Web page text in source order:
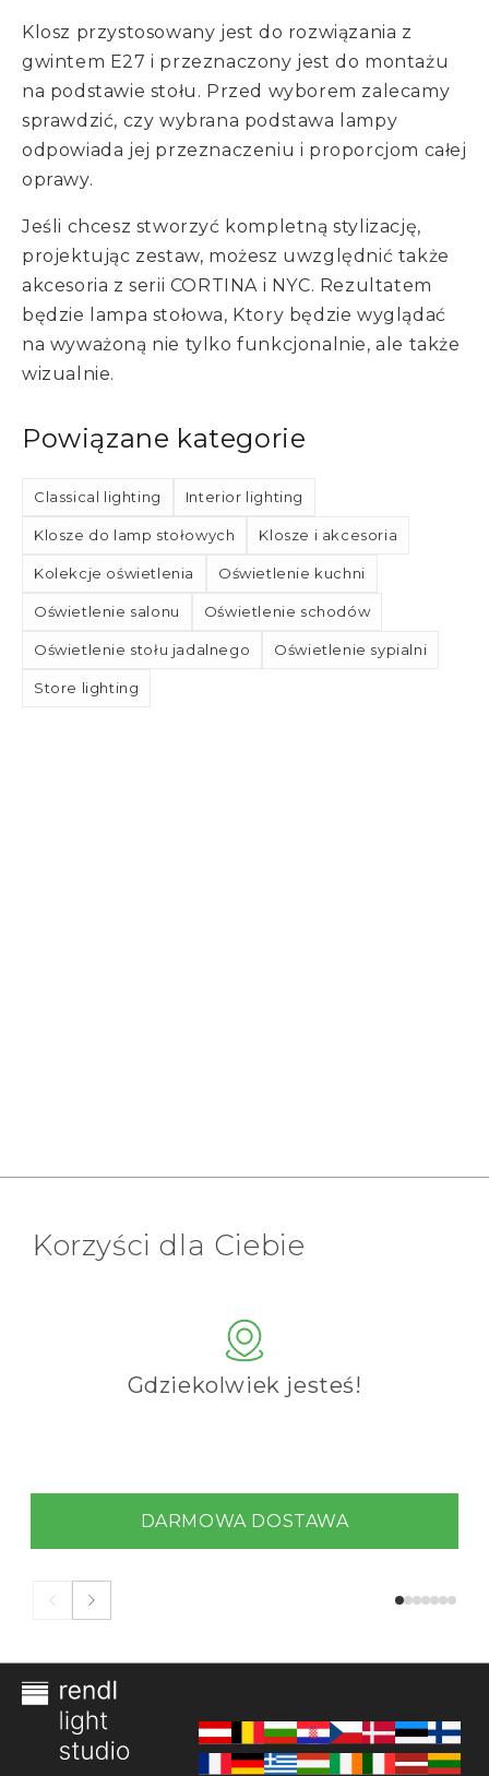
Klosz przystosowany jest do rozwiązania z
gwintem E27 i przeznaczony jest do montażu
na podstawie stołu. Przed wyborem zalecamy
sprawdzić, czy wybrana podstawa lampy
odpowiada jej przeznaczeniu i proporcjom całej
oprawy.
Jeśli chcesz stworzyć kompletną stylizację,
projektując zestaw, możesz uwzględnić także
akcesoria z serii CORTINA i NYC. Rezultatem
będzie lampa stołowa, Ktory będzie wyglądać
na wyważoną nie tylko funkcjonalnie, ale także
wizualnie.
Powiązane kategorie
Classical lighting Interior lighting
Klosze do lamp stołowych Klosze i akcesoria
Kolekcje oświetlenia Oświetlenie kuchni
Oświetlenie salonu Oświetlenie schodów
Oświetlenie stołu jadalnego Oświetlenie sypialni
Store lighting
Korzyści dla Ciebie
Gdziekolwiek jesteś!
DARMOWA DOSTAWA